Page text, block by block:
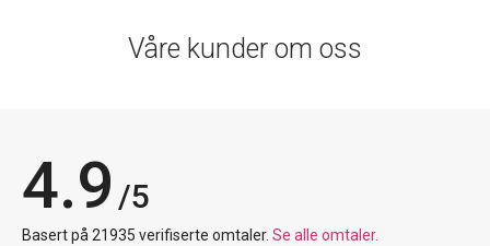
Våre kunder om oss
4.9 /5
Basert på 21935 verifiserte omtaler. Se alle omtaler.